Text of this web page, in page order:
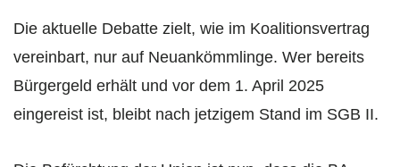
Die aktuelle Debatte zielt, wie im Koalitionsvertrag
vereinbart, nur auf Neuankömmlinge. Wer bereits
Bürgergeld erhält und vor dem 1. April 2025
eingereist ist, bleibt nach jetzigem Stand im SGB II.